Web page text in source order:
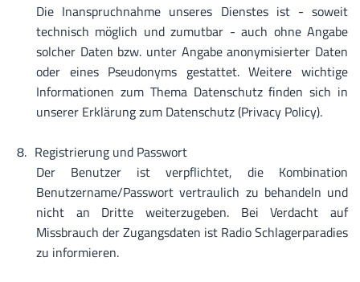
Die Inanspruchnahme unseres Dienstes ist - soweit
technisch möglich und zumutbar - auch ohne Angabe
solcher Daten bzw. unter Angabe anonymisierter Daten
oder eines Pseudonyms gestattet. Weitere wichtige
Informationen zum Thema Datenschutz finden sich in
unserer Erklärung zum Datenschutz (Privacy Policy).
Registrierung und Passwort
Der Benutzer ist verpflichtet, die Kombination
Benutzername/Passwort vertraulich zu behandeln und
nicht an Dritte weiterzugeben. Bei Verdacht auf
Missbrauch der Zugangsdaten ist Radio Schlagerparadies
zu informieren.